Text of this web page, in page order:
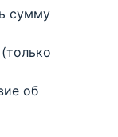
сумму
об